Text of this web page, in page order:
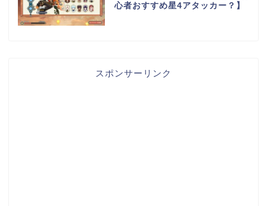
心者おすすめ星4アタッカー？】
スポンサーリンク